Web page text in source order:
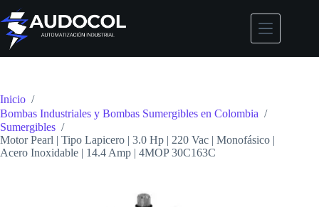
Saltar
al
contenido
Inicio /
Bombas Industriales y Bombas Sumergibles en Colombia /
Sumergibles /
Motor Pearl | Tipo Lapicero | 3.0 Hp | 220 Vac | Monofásico |
Acero Inoxidable | 14.4 Amp | 4MOP 30C163C